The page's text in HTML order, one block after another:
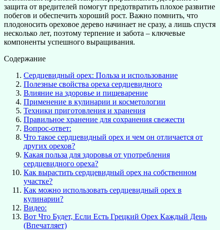
защита от вредителей помогут предотвратить плохое развитие
побегов и обеспечить хороший рост. Важно помнить, что
плодоносить ореховое дерево начинает не сразу, а лишь спустя
несколько лет, поэтому терпение и забота – ключевые
компоненты успешного выращивания.
Содержание
Сердцевидный орех: Польза и использование
Полезные свойства ореха сердцевидного
Влияние на здоровье и пищеварение
Применение в кулинарии и косметологии
Техники приготовления и хранения
Правильное хранение для сохранения свежести
Вопрос-ответ:
Что такое сердцевидный орех и чем он отличается от
других орехов?
Какая польза для здоровья от употребления
сердцевидного ореха?
Как вырастить сердцевидный орех на собственном
участке?
Как можно использовать сердцевидный орех в
кулинарии?
Видео:
Вот Что Будет, Если Есть Грецкий Орех Каждый День
(Впечатляет)